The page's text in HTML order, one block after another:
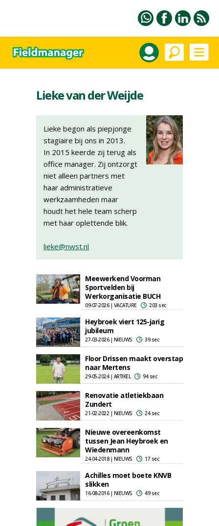
Lieke van der Weijde
Lieke begon als piepjonge
stagiaire bij ons in 2013.
In 2015 keerde zij terug als
office manager. Zij ontzorgt
niet alleen partners met
haar administratieve
werkzaamheden maar
houdt het hele team scherp
met haar oplettende blik.
lieke@nwst.nl
Meewerkend Voorman
Sportvelden bij
Werkorganisatie BUCH
09-07-2026 | VACATURE 203 sec
Heybroek viert 125-jarig
jubileum
27-03-2026 | NIEUWS 39 sec
Floor Drissen maakt overstap
naar Mertens
29-05-2024 | ARTIKEL 94 sec
Renovatie atletiekbaan
Zundert
21-02-2022 | NIEUWS 24 sec
Nieuwe overeenkomst
tussen Jean Heybroek en
Wiedenmann
24-04-2018 | NIEUWS 17 sec
Achilles moet boete KNVB
slikken
16-08-2016 | NIEUWS 49 sec